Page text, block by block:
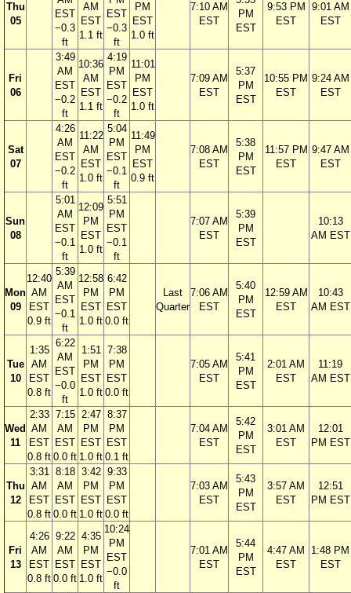
Thu
05
EST
−0.3
ft
AM
EST
1.1 ft
EST
−0.3
ft
PM
EST
1.0 ft
7:10 AM
EST
PM
EST
9:53 PM
EST
9:01 AM
EST
Fri
06
3:49
AM
EST
−0.2
ft
10:36
AM
EST
1.1 ft
4:19
PM
EST
−0.2
ft
11:01
PM
EST
1.0 ft
7:09 AM
EST
5:37
PM
EST
10:55 PM
EST
9:24 AM
EST
Sat
07
4:26
AM
EST
−0.2
ft
11:22
AM
EST
1.0 ft
5:04
PM
EST
−0.1
ft
11:49
PM
EST
0.9 ft
7:08 AM
EST
5:38
PM
EST
11:57 PM
EST
9:47 AM
EST
Sun
08
5:01
AM
EST
−0.1
ft
12:09
PM
EST
1.0 ft
5:51
PM
EST
−0.1
ft
7:07 AM
EST
5:39
PM
EST
10:13
AM EST
Mon
09
12:40
AM
EST
0.9 ft
5:39
AM
EST
−0.1
ft
12:58
PM
EST
1.0 ft
6:42
PM
EST
0.0 ft
Last
Quarter
7:06 AM
EST
5:40
PM
EST
12:59 AM
EST
10:43
AM EST
Tue
10
1:35
AM
EST
0.8 ft
6:22
AM
EST
−0.0
ft
1:51
PM
EST
1.0 ft
7:38
PM
EST
0.0 ft
7:05 AM
EST
5:41
PM
EST
2:01 AM
EST
11:19
AM EST
Wed
11
2:33
AM
EST
0.8 ft
7:15
AM
EST
0.0 ft
2:47
PM
EST
1.0 ft
8:37
PM
EST
0.1 ft
7:04 AM
EST
5:42
PM
EST
3:01 AM
EST
12:01
PM EST
Thu
12
3:31
AM
EST
0.8 ft
8:18
AM
EST
0.0 ft
3:42
PM
EST
1.0 ft
9:33
PM
EST
0.0 ft
7:03 AM
EST
5:43
PM
EST
3:57 AM
EST
12:51
PM EST
Fri
13
4:26
AM
EST
0.8 ft
9:22
AM
EST
0.0 ft
4:35
PM
EST
1.0 ft
10:24
PM
EST
−0.0
ft
7:01 AM
EST
5:44
PM
EST
4:47 AM
EST
1:48 PM
EST